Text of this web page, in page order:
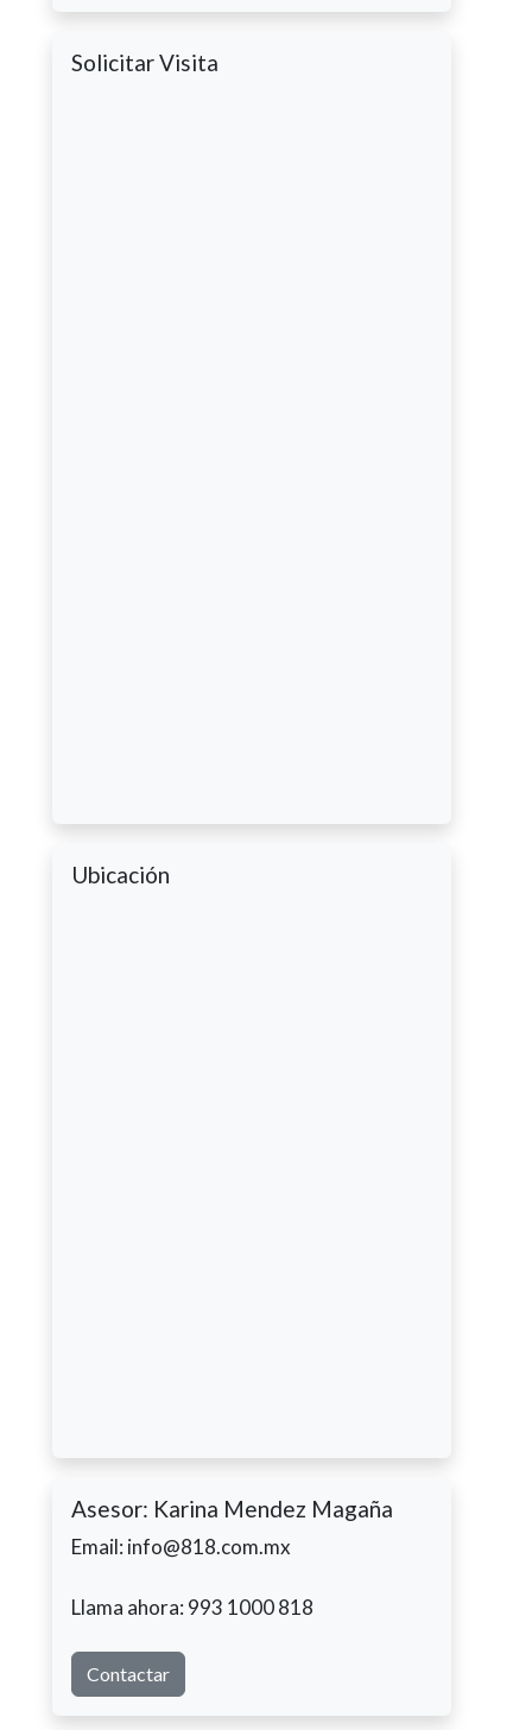
Solicitar Visita
Ubicación
Asesor: Karina Mendez Magaña
Email: info@818.com.mx
Llama ahora: 993 1000 818
Contactar